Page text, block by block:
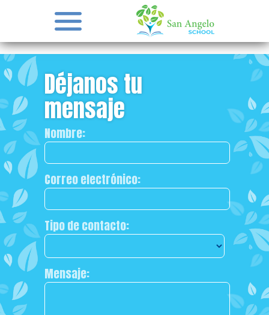
Déjanos tu
mensaje
Nombre:
Correo electrónico:
Tipo de contacto:
Mensaje: